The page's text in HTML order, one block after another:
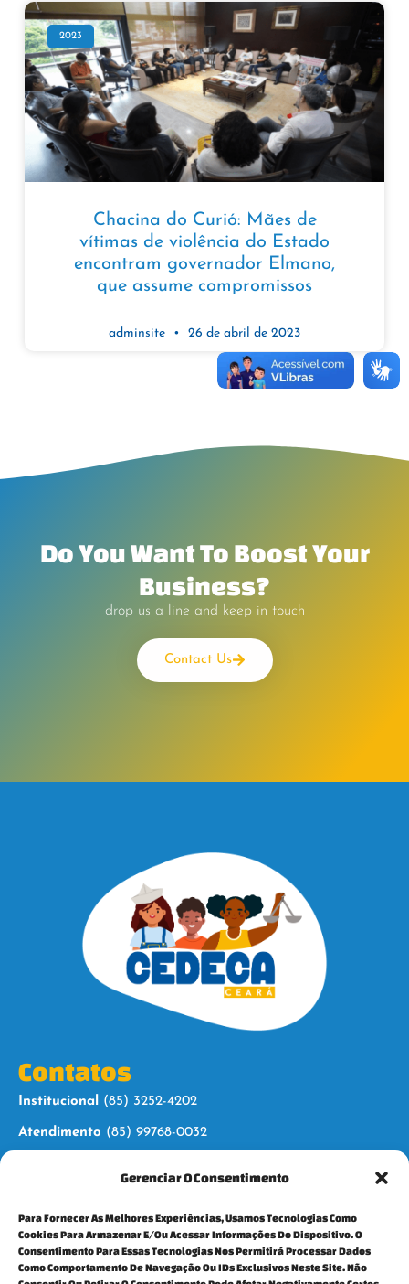
Gerenciar O Consentimento
Para Fornecer As Melhores Experiências, Usamos Tecnologias Como
Cookies Para Armazenar E/ou Acessar Informações Do Dispositivo. O
Consentimento Para Essas Tecnologias Nos Permitirá Processar Dados
Como Comportamento De Navegação Ou IDs Exclusivos Neste Site. Não
2023
Chacina do Curió: Mães de
vítimas de violência do Estado
encontram governador Elmano,
que assume compromissos
adminsite 26 de abril de 2023
Do You Want To Boost Your
Business?
drop us a line and keep in touch
Contact Us
Contatos
Institucional (85) 3252-4202
Atendimento (85) 99768-0032
Siga-nos